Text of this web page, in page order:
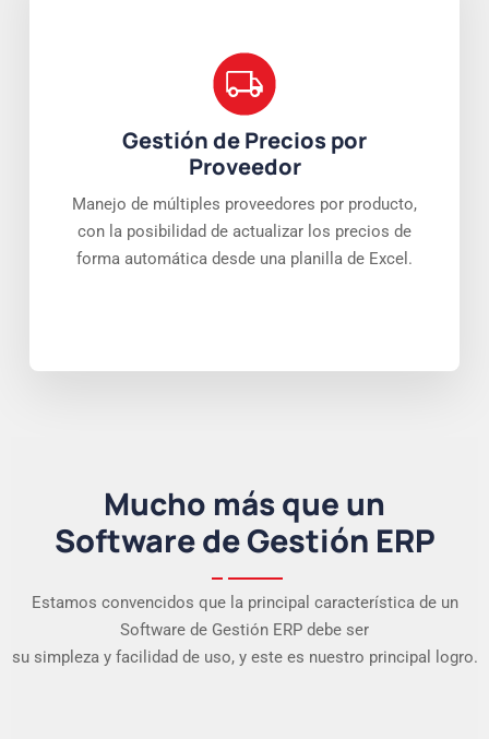
Gestión de Precios por
Proveedor
Manejo de múltiples proveedores por producto,
con la posibilidad de actualizar los precios de
forma automática desde una planilla de Excel.
Mucho más que un
Software de Gestión ERP
Estamos convencidos que la principal característica de un
Software de Gestión ERP debe ser
su simpleza y facilidad de uso, y este es nuestro principal logro.